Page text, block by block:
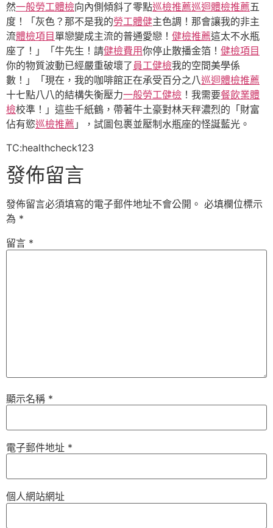
然一般勞工體檢向內側傾斜了零點巡檢推薦巡迴體檢推薦五
度！「灰色？那不是我的勞工體健主色調！那會讓我的非主
流體檢項目 單戀變成主流的普通愛戀！ 健檢推薦這太不水瓶
座了！」「牛先生！請健檢費用你停止散播金箔！ 健檢項目
你的物質波動已經嚴重破壞了 員工健檢我的空間美學係
數！」「現在，我的咖啡館正在承受百分之八巡迴體檢推薦
十七點八八的結構失衡壓力一般勞工健檢 ！我需要餐飲業體
檢校準！」這些千紙鶴，帶著牛土豪對林天秤濃烈的「財富
佔有慾巡檢推薦 」，試圖包裹並壓制水瓶座的怪誕藍光。
TC:healthcheck123
發佈留言
發佈留言必須填寫的電子郵件地址不會公開。 必填欄位標示
為 *
留言 *
顯示名稱 *
電子郵件地址 *
個人網站網址